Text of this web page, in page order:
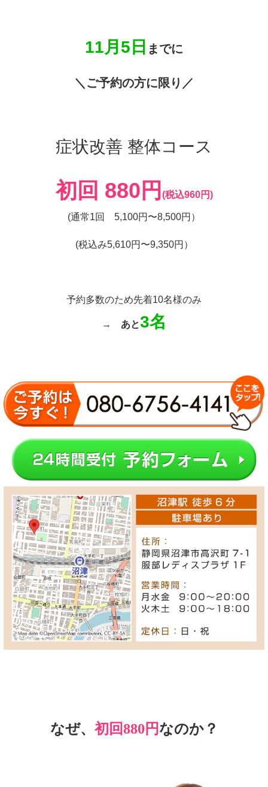
11月5日 までに
＼ご予約の方に限り／
症状改善 整体コース
初回 880円 (税込960円)
(通常1回 5,100円〜8,500円）
(税込み5,610円〜9,350円）
予約多数のため先着10名様のみ
→ あと3名
なぜ、 初回880円なのか？